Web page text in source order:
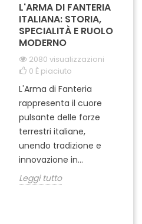
L'ARMA DI FANTERIA
ITALIANA: STORIA,
SPECIALITÀ E RUOLO
MODERNO
2080 visualizzazioni
0 È piaciuto
L'Arma di Fanteria
rappresenta il cuore
pulsante delle forze
terrestri italiane,
unendo tradizione e
innovazione in...
Leggi tutto